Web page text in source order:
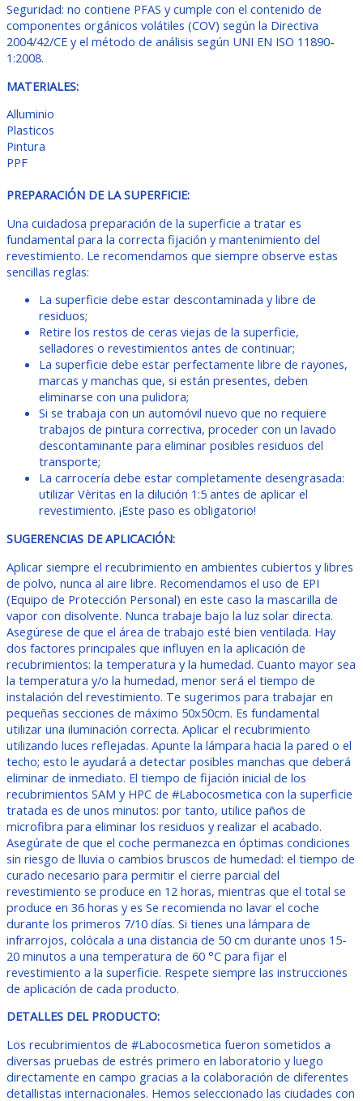
Seguridad: no contiene PFAS y cumple con el contenido de
componentes orgánicos volátiles (COV) según la Directiva
2004/42/CE y el método de análisis según UNI EN ISO 11890-
1:2008.
MATERIALES:
Alluminio
Plasticos
Pintura
PPF
PREPARACIÓN DE LA SUPERFICIE:
Una cuidadosa preparación de la superficie a tratar es
fundamental para la correcta fijación y mantenimiento del
revestimiento. Le recomendamos que siempre observe estas
sencillas reglas:
La superficie debe estar descontaminada y libre de
residuos;
Retire los restos de ceras viejas de la superficie,
selladores o revestimientos antes de continuar;
La superficie debe estar perfectamente libre de rayones,
marcas y manchas que, si están presentes, deben
eliminarse con una pulidora;
Si se trabaja con un automóvil nuevo que no requiere
trabajos de pintura correctiva, proceder con un lavado
descontaminante para eliminar posibles residuos del
transporte;
La carrocería debe estar completamente desengrasada:
utilizar Vèritas en la dilución 1:5 antes de aplicar el
revestimiento. ¡Este paso es obligatorio!
SUGERENCIAS DE APLICACIÓN:
Aplicar siempre el recubrimiento en ambientes cubiertos y libres
de polvo, nunca al aire libre. Recomendamos el uso de EPI
(Equipo de Protección Personal) en este caso la mascarilla de
vapor con disolvente. Nunca trabaje bajo la luz solar directa.
Asegúrese de que el área de trabajo esté bien ventilada. Hay
dos factores principales que influyen en la aplicación de
recubrimientos: la temperatura y la humedad. Cuanto mayor sea
la temperatura y/o la humedad, menor será el tiempo de
instalación del revestimiento. Te sugerimos para trabajar en
pequeñas secciones de máximo 50x50cm. Es fundamental
utilizar una iluminación correcta. Aplicar el recubrimiento
utilizando luces reflejadas. Apunte la lámpara hacia la pared o el
techo; esto le ayudará a detectar posibles manchas que deberá
eliminar de inmediato. El tiempo de fijación inicial de los
recubrimientos SAM y HPC de #Labocosmetica con la superficie
tratada es de unos minutos: por tanto, utilice paños de
microfibra para eliminar los residuos y realizar el acabado.
Asegúrate de que el coche permanezca en óptimas condiciones
sin riesgo de lluvia o cambios bruscos de humedad: el tiempo de
curado necesario para permitir el cierre parcial del
revestimiento se produce en 12 horas, mientras que el total se
produce en 36 horas y es Se recomienda no lavar el coche
durante los primeros 7/10 días. Si tienes una lámpara de
infrarrojos, colócala a una distancia de 50 cm durante unos 15-
20 minutos a una temperatura de 60 °C para fijar el
revestimiento a la superficie. Respete siempre las instrucciones
de aplicación de cada producto.
DETALLES DEL PRODUCTO:
Los recubrimientos de #Labocosmetica fueron sometidos a
diversas pruebas de estrés primero en laboratorio y luego
directamente en campo gracias a la colaboración de diferentes
detallistas internacionales. Hemos seleccionado las ciudades con